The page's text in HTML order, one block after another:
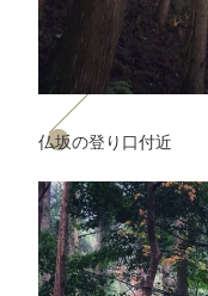
仏坂の登り口付近